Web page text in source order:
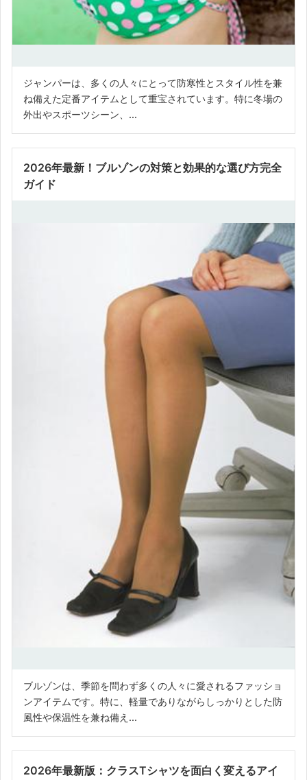
ジャンパーは、多くの人々にとって防寒性とスタイル性を兼
ね備えた定番アイテムとして重宝されています。特に冬場の
外出やスポーツシーン、...
2026年最新！ブルゾンの対策と効果的な選び方完全
ガイド
ブルゾンは、季節を問わず多くの人々に愛されるファッショ
ンアイテムです。特に、軽量でありながらしっかりとした防
風性や保温性を兼ね備え...
2026年最新版：クラスTシャツを面白く変えるアイ